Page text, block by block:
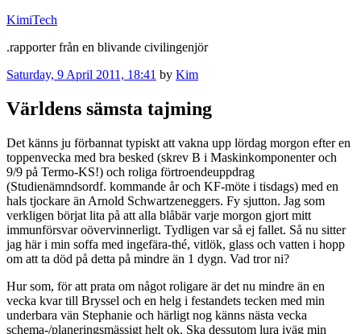
Skip
content
KimiTech
.rapporter från en blivande civilingenjör
Posted
Saturday, 9 April 2011, 18:41 by Kim
Världens sämsta tajming
Det känns ju förbannat typiskt att vakna upp lördag morgon efter en
toppenvecka med bra besked (skrev B i Maskinkomponenter och
9/9 på Termo-KS!) och roliga förtroendeuppdrag
(Studienämndsordf. kommande år och KF-möte i tisdags) med en
hals tjockare än Arnold Schwartzeneggers. Fy sjutton. Jag som
verkligen börjat lita på att alla blåbär varje morgon gjort mitt
immunförsvar oövervinnerligt. Tydligen var så ej fallet. Så nu sitter
jag här i min soffa med ingefära-thé, vitlök, glass och vatten i hopp
om att ta död på detta på mindre än 1 dygn. Vad tror ni?
Hur som, för att prata om något roligare är det nu mindre än en
vecka kvar till Bryssel och en helg i festandets tecken med min
underbara vän Stephanie och härligt nog känns nästa vecka
schema-/planeringsmässigt helt ok. Ska dessutom lura iväg min